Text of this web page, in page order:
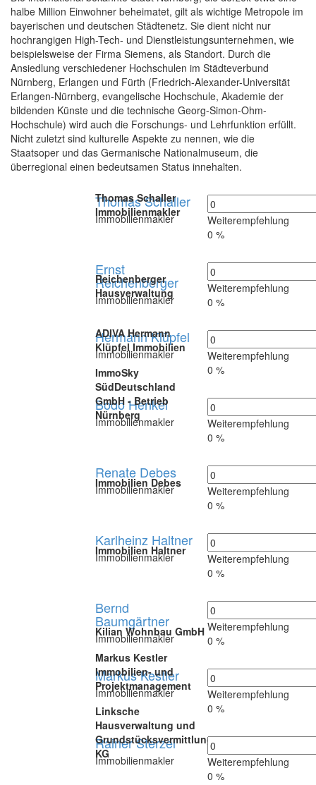
halbe Million Einwohner beheimatet, gilt als wichtige Metropole im
bayerischen und deutschen Städtenetz. Sie dient nicht nur
hochrangigen High-Tech- und Dienstleistungsunternehmen, wie
beispielsweise der Firma Siemens, als Standort. Durch die
Ansiedlung verschiedener Hochschulen im Städteverbund
Nürnberg, Erlangen und Fürth (Friedrich-Alexander-Universität
Erlangen-Nürnberg, evangelische Hochschule, Akademie der
bildenden Künste und die technische Georg-Simon-Ohm-
Hochschule) wird auch die Forschungs- und Lehrfunktion erfüllt.
Nicht zuletzt sind kulturelle Aspekte zu nennen, wie die
Staatsoper und das Germanische Nationalmuseum, die
überregional einen bedeutsamen Status innehalten.
Thomas Schaller
Immobilienmakler
Thomas Schaller
Immobilienmakler
Weiterempfehlung
0 %
Ernst
Reichenberger
Immobilienmakler
Reichenberger
Hausverwaltung
Weiterempfehlung
0 %
Hermann Klüpfel
Immobilienmakler
ADIVA Hermann
Klüpfel Immobilien
Weiterempfehlung
0 %
Bodo Henkel
Immobilienmakler
ImmoSky
SüdDeutschland
GmbH - Betrieb
Nürnberg
Weiterempfehlung
0 %
Renate Debes
Immobilienmakler
Immobilien Debes
Weiterempfehlung
0 %
Karlheinz Haltner
Immobilienmakler
Immobilien Haltner
Weiterempfehlung
0 %
Bernd
Baumgärtner
Immobilienmakler
Kilian Wohnbau GmbH Weiterempfehlung
0 %
Markus Kestler
Immobilienmakler
Markus Kestler
Immobilien- und
Projektmanagement
Weiterempfehlung
0 %
Rainer Sterzel
Immobilienmakler
Linksche
Hausverwaltung und
Grundstücksvermittlung
KG
Weiterempfehlung
0 %